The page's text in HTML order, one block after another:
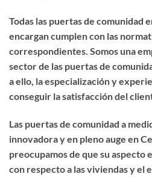
Todas las puertas de comunidad
encargan cumplen con las
correspondientes. Somos una
sector de las puertas de
a ello, la especialización y
conseguir la satisfacción del
Las puertas de comunidad a
innovadora y en pleno auge en
preocupamos de que su aspecto
con respecto a las viviendas y el